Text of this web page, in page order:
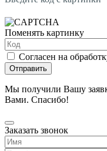
Поменять картинку
Согласен на
Отправить
Мы получили Вашу
Вами. Спасибо!
Заказать звонок